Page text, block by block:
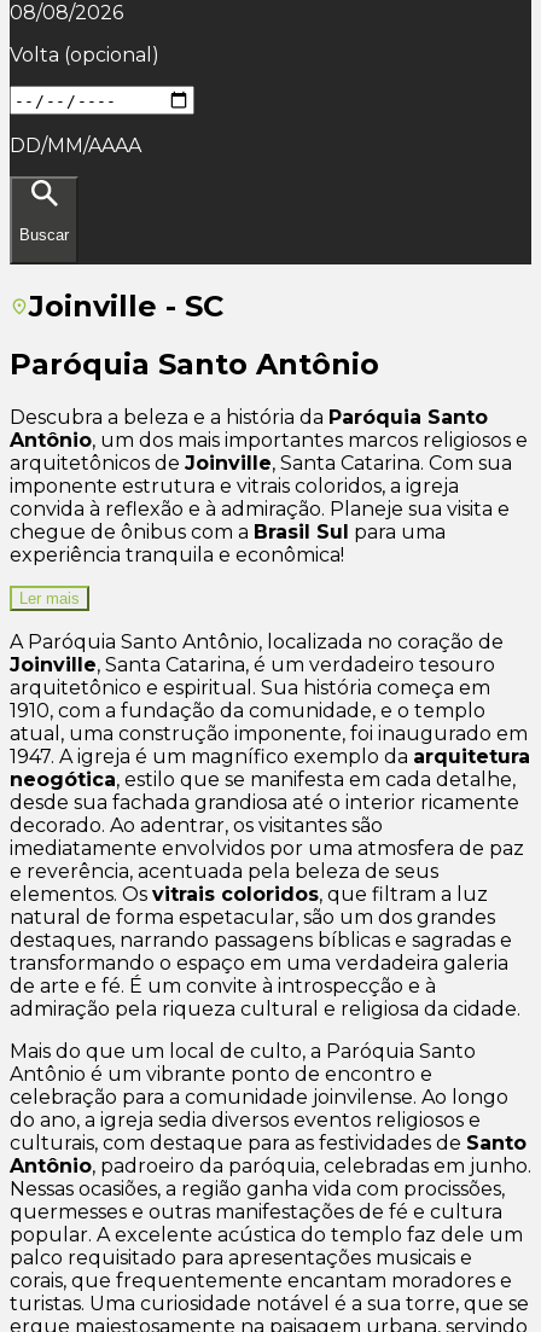
08/08/2026
Volta (opcional)
DD/MM/AAAA
Buscar
Joinville - SC
Paróquia Santo Antônio
Descubra a beleza e a história da Paróquia Santo
Antônio, um dos mais importantes marcos religiosos e
arquitetônicos de Joinville, Santa Catarina. Com sua
imponente estrutura e vitrais coloridos, a igreja
convida à reflexão e à admiração. Planeje sua visita e
chegue de ônibus com a Brasil Sul para uma
experiência tranquila e econômica!
Ler mais
A Paróquia Santo Antônio, localizada no coração de
Joinville, Santa Catarina, é um verdadeiro tesouro
arquitetônico e espiritual. Sua história começa em
1910, com a fundação da comunidade, e o templo
atual, uma construção imponente, foi inaugurado em
1947. A igreja é um magnífico exemplo da arquitetura
neogótica, estilo que se manifesta em cada detalhe,
desde sua fachada grandiosa até o interior ricamente
decorado. Ao adentrar, os visitantes são
imediatamente envolvidos por uma atmosfera de paz
e reverência, acentuada pela beleza de seus
elementos. Os vitrais coloridos, que filtram a luz
natural de forma espetacular, são um dos grandes
destaques, narrando passagens bíblicas e sagradas e
transformando o espaço em uma verdadeira galeria
de arte e fé. É um convite à introspecção e à
admiração pela riqueza cultural e religiosa da cidade.
Mais do que um local de culto, a Paróquia Santo
Antônio é um vibrante ponto de encontro e
celebração para a comunidade joinvilense. Ao longo
do ano, a igreja sedia diversos eventos religiosos e
culturais, com destaque para as festividades de Santo
Antônio, padroeiro da paróquia, celebradas em junho.
Nessas ocasiões, a região ganha vida com procissões,
quermesses e outras manifestações de fé e cultura
popular. A excelente acústica do templo faz dele um
palco requisitado para apresentações musicais e
corais, que frequentemente encantam moradores e
turistas. Uma curiosidade notável é a sua torre, que se
ergue majestosamente na paisagem urbana, servindo